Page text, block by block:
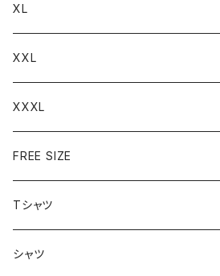
XL
XXL
XXXL
FREE SIZE
Tシャツ
半袖
シャツ